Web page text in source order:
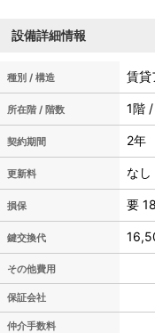
設備詳細情報
種別 / 構造 賃貸
所在階 / 階数 1階
契約期間 2年
更新料 なし
損保 要
鍵交換代
その他費用
保証会社
仲介手数料